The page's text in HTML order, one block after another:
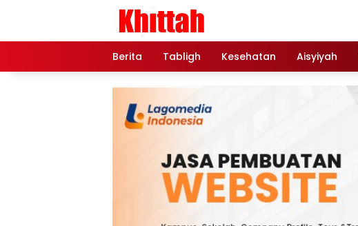
Berita Tabligh Kesehatan Aisyiyah